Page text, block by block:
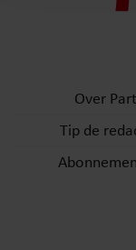
en om ons
informatie over
partners voor
informatie die u
gaat akkoord
gebruiken.
Over
Tip de